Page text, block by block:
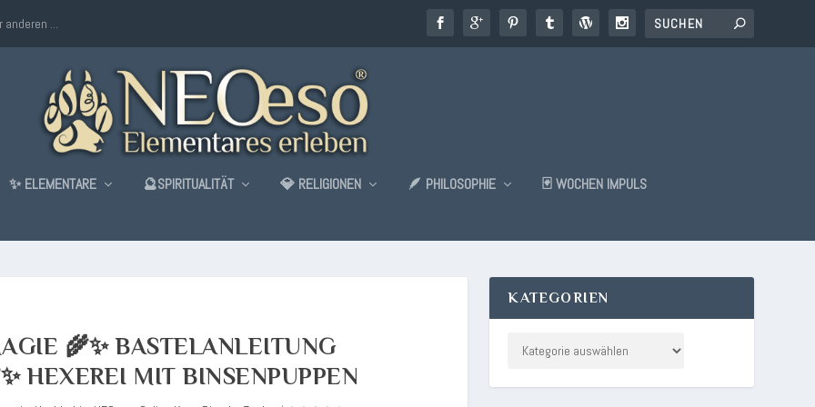
...
✨ ELEMENTARE 🔮SPIRITUALITÄT 💎 RELIGIONEN 🪶 PHILOSOPHIE 🃏 WOCHEN IMPULS
🌾✨ BASTELANLEITUNG
HEXEREI MIT BINSENPUPPEN
KATEGORIEN